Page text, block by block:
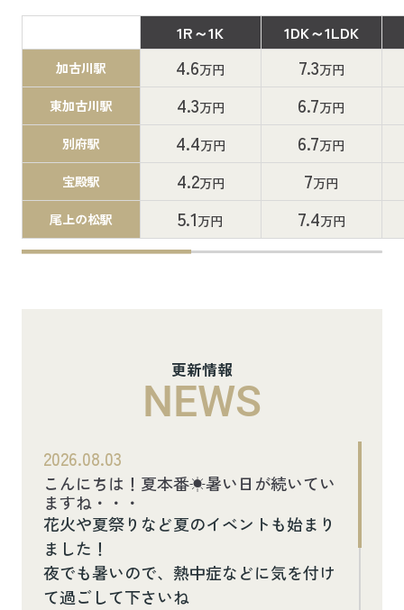
1R～1K 1DK～1LDK
加古川駅 4.6万円 7.3万円
東加古川駅 4.3万円 6.7万円
別府駅 4.4万円 6.7万円
宝殿駅 4.2万円 7万円
尾上の松駅 5.1万円 7.4万円
更新情報
NEWS
2026.08.03
こんにちは！夏本番☀暑い日が続いてい
ますね・・・
花火や夏祭りなど夏のイベントも始まり
ました！
夜でも暑いので、熱中症などに気を付け
て過ごして下さいね